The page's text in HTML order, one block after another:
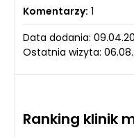
Komentarzy: 1
Data dodania:
Ostatnia wizyta:
Ranking klinik